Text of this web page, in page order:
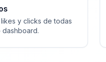
y clicks de todas
dashboard.